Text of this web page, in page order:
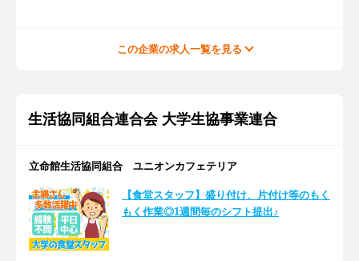
この企業の求人一覧を見る
生活協同組合連合会 大学生協事業連合
立命館生活協同組合 ユニオンカフェテリア
【食堂スタッフ】盛り付け、片付け等のもく
もく作業◎1週間毎のシフト提出♪